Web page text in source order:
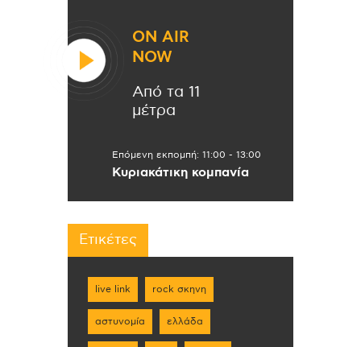
ON AIR
NOW
Από τα 11
μέτρα
Επόμενη εκπομπή: 11:00 - 13:00
Κυριακάτικη κομπανία
Ετικέτες
live link rock σκηνη
αστυνομία ελλάδα